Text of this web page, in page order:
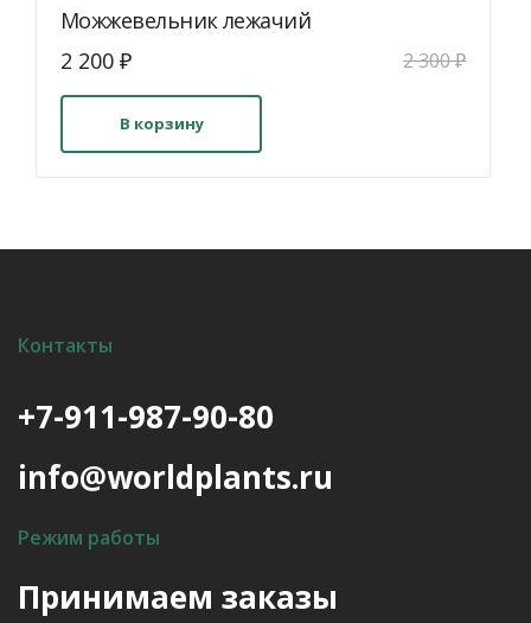
Можжевельник лежачий
2 300₽
Первоначальная
цена
составляла
2
300 ₽.
2 200 ₽Текущая
цена:
2
200 ₽.
В корзину
Контакты
+7-911-987-90-80
info@worldplants.ru
Режим работы
Принимаем заказы